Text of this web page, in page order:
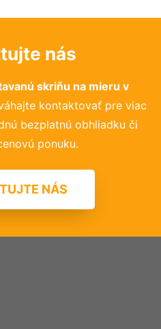
nás
skriňu na mieru v
kontaktovať pre viac
bezplatnú obhliadku či
ponuku.
NÁS